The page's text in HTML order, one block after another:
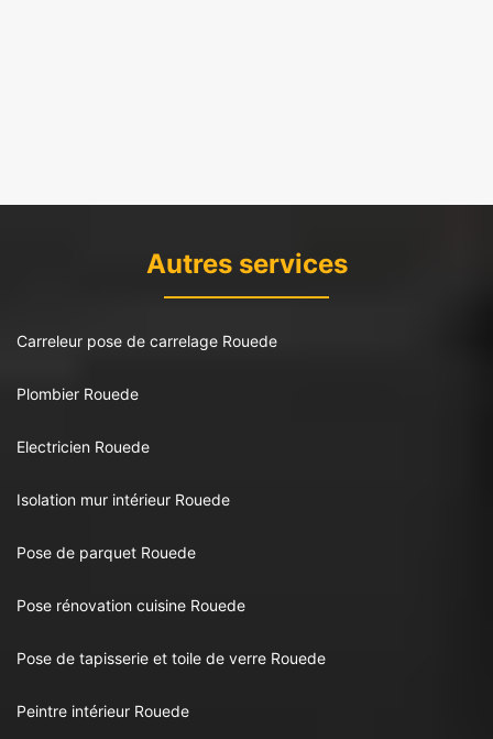
Autres services
Carreleur pose de carrelage Rouede
Plombier Rouede
Electricien Rouede
Isolation mur intérieur Rouede
Pose de parquet Rouede
Pose rénovation cuisine Rouede
Pose de tapisserie et toile de verre Rouede
Peintre intérieur Rouede